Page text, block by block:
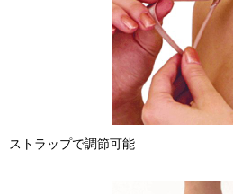
ストラップで調節可能